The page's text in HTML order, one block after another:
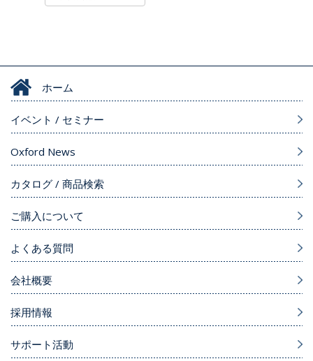
ホーム
イベント / セミナー
Oxford News
カタログ / 商品検索
ご購入について
よくある質問
会社概要
採用情報
サポート活動